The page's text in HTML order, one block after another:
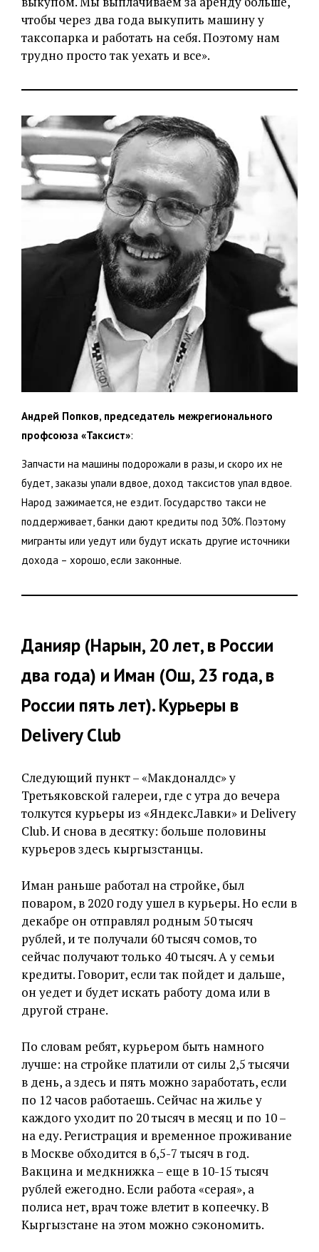
чтобы через два года выкупить машину у
таксопарка и работать на себя. Поэтому нам
трудно просто так уехать и все».
Андрей Попков, председатель межрегионального
профсоюза «Таксист»:
Запчасти на машины подорожали в разы, и скоро их не
будет, заказы упали вдвое, доход таксистов упал вдвое.
Народ зажимается, не ездит. Государство такси не
поддерживает, банки дают кредиты под 30%. Поэтому
мигранты или уедут или будут искать другие источники
дохода – хорошо, если законные.
Данияр (Нарын, 20 лет, в России
два года) и Иман (Ош, 23 года, в
России пять лет). Курьеры в
Delivery Club
Следующий пункт – «Макдоналдс» у
Третьяковской галереи, где с утра до вечера
толкутся курьеры из «Яндекс.Лавки» и Delivery
Club. И снова в десятку: больше половины
курьеров здесь кыргызстанцы.
Иман раньше работал на стройке, был
поваром, в 2020 году ушел в курьеры. Но если в
декабре он отправлял родным 50 тысяч
рублей, и те получали 60 тысяч сомов, то
сейчас получают только 40 тысяч. А у семьи
кредиты. Говорит, если так пойдет и дальше,
он уедет и будет искать работу дома или в
другой стране.
По словам ребят, курьером быть намного
лучше: на стройке платили от силы 2,5 тысячи
в день, а здесь и пять можно заработать, если
по 12 часов работаешь. Сейчас на жилье у
каждого уходит по 20 тысяч в месяц и по 10 –
на еду. Регистрация и временное проживание
в Москве обходится в 6,5-7 тысяч в год.
Вакцина и медкнижка – еще в 10-15 тысяч
рублей ежегодно. Если работа «серая», а
полиса нет, врач тоже влетит в копеечку. В
Кыргызстане на этом можно сэкономить.